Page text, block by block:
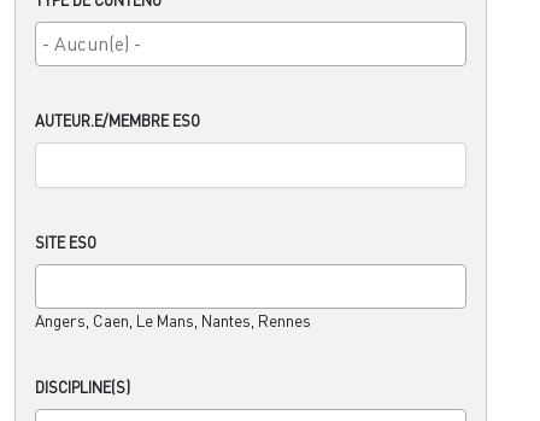
AUTEUR.E/MEMBRE ESO
SITE ESO
Angers, Caen, Le Mans, Nantes, Rennes
DISCIPLINE(S)